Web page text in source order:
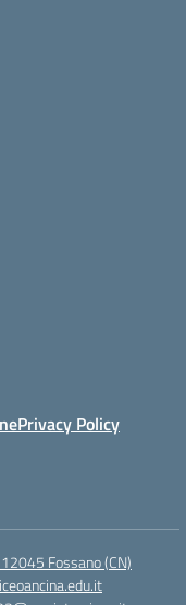
Privacy Policy
Fossano (CN)